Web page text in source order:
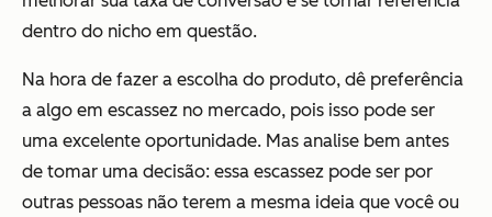
dentro do nicho em questão.
Na hora de fazer a escolha do produto, dê preferência
a algo em escassez no mercado, pois isso pode ser
uma excelente oportunidade. Mas analise bem antes
de tomar uma decisão: essa escassez pode ser por
outras pessoas não terem a mesma ideia que você ou